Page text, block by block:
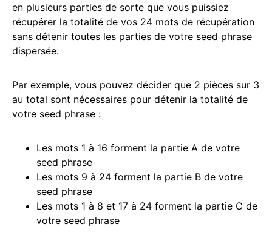
en plusieurs parties de sorte que vous puissiez
récupérer la totalité de vos 24 mots de récupération
sans détenir toutes les parties de votre seed phrase
dispersée.
Par exemple, vous pouvez décider que 2 pièces sur 3
au total sont nécessaires pour détenir la totalité de
votre seed phrase :
Les mots 1 à 16 forment la partie A de votre
seed phrase
Les mots 9 à 24 forment la partie B de votre
seed phrase
Les mots 1 à 8 et 17 à 24 forment la partie C de
votre seed phrase